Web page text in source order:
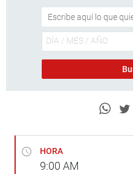
HORA
9:00 AM